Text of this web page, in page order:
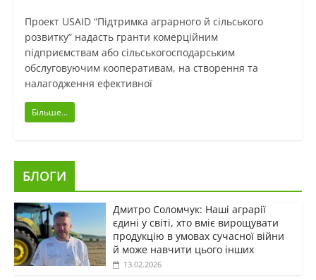
Проект USAID “Підтримка аграрного й сільського
розвитку” надасть гранти комерційним
підприємствам або сільськогосподарським
обслуговуючим кооперативам, на створення та
налагодження ефективної
Більше...
БЛОГИ
Дмитро Соломчук: Наші аграрії
єдині у світі, хто вміє вирощувати
продукцію в умовах сучасної війни
й може навчити цього інших
13.02.2026